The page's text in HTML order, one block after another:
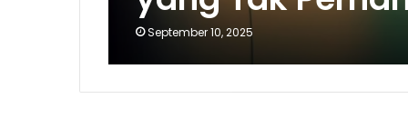
September 10, 2025